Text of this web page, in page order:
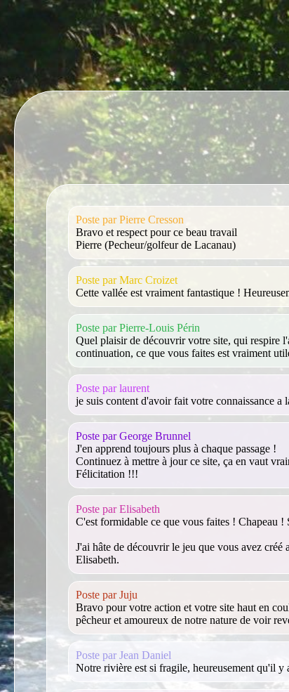
Poste par Pierre Cresson
Bravo et respect pour ce beau travail
Pierre (Pecheur/golfeur de Lacanau)
Poste par Marc Croizet
Cette vallée est vraiment fantastique !
Poste par Pierre-Louis Périn
Quel plaisir de découvrir votre site, qui respire
continuation, ce que vous faites est vraiment
Poste par laurent
je suis content d'avoir fait votre connaissance a
Poste par George Brunnel
J'en apprend toujours plus à chaque passage !
Continuez à mettre à jour ce site, ça en vaut
Félicitation !!!
Poste par Elisabeth
C'est formidable ce que vous faites ! Chapeau !
J'ai hâte de découvrir le jeu que vous avez
Elisabeth.
Poste par Juju
Bravo pour votre action et votre site haut en
pêcheur et amoureux de notre nature de voir
Poste par Jean Daniel
Notre rivière est si fragile, heureusement qu'il y